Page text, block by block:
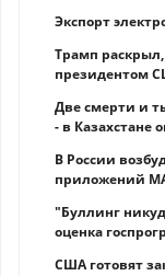
Экспорт
Трамп
президентом
Две смерти и
- в Казахстане
В России
приложений
"Буллинг
оценка
США готовят